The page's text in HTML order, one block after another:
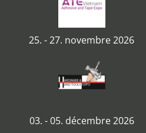
25. - 27. novembre 2026
03. - 05. décembre 2026